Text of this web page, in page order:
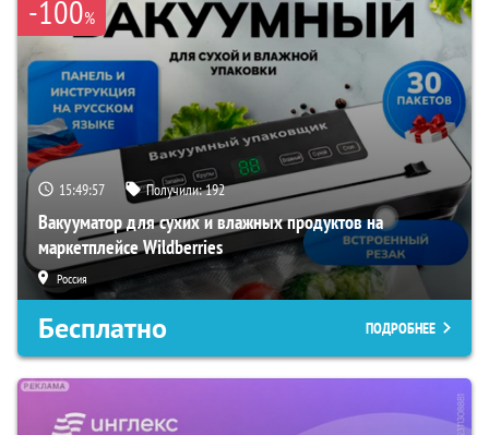
-100%
15:49:56 Получили:192
Вакууматор для сухих и влажных продуктов на
маркетплейсе Wildberries
Россия
Бесплатно ПОДРОБНЕЕ